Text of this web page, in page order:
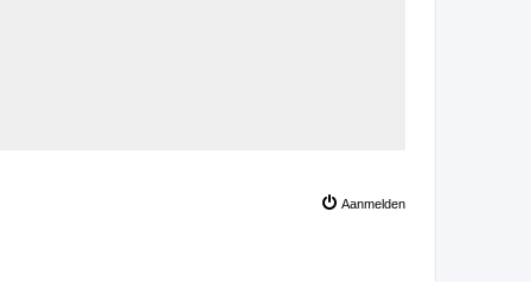
Aanmelden